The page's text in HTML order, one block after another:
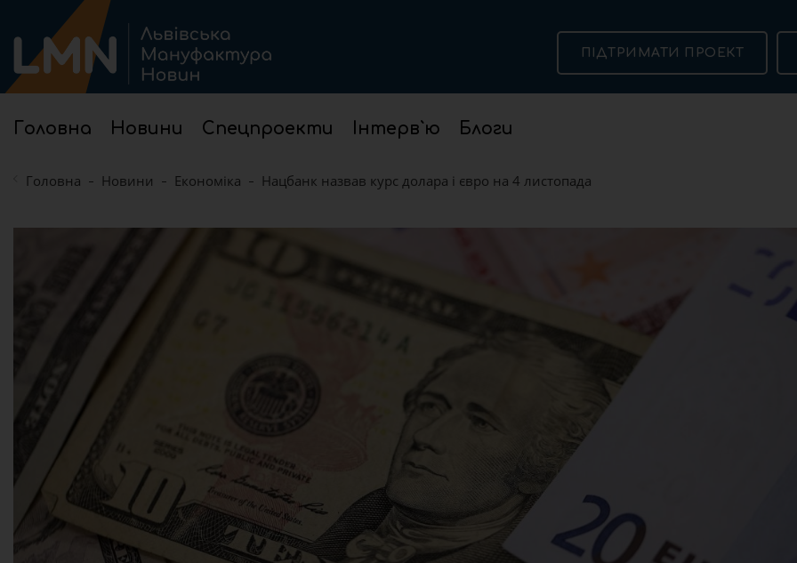
Головна Новини Спецпроекти Інтерв`ю Блоги
ПІДТРИМАТИ ПРОЕКТ
Головна Новини Економіка Нацбанк назвав курс долара і євро на 4 листопада